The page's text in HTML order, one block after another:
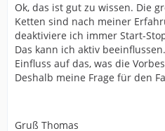
Ok, das ist gut zu wissen. Die
Ketten sind nach meiner
deaktiviere ich immer Start-
Das kann ich aktiv
Einfluss auf das, was die
Deshalb meine Frage für den
Gruß Thomas